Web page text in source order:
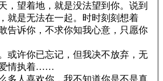
，望着地，就是没法望到你。说到
就是无法在一起。时时刻刻想着
告诉你，不求你知我心意，只愿你
或许你已忘记，但我决不放弃，无
情执着……
多人喜欢你，我不知道你是不是真